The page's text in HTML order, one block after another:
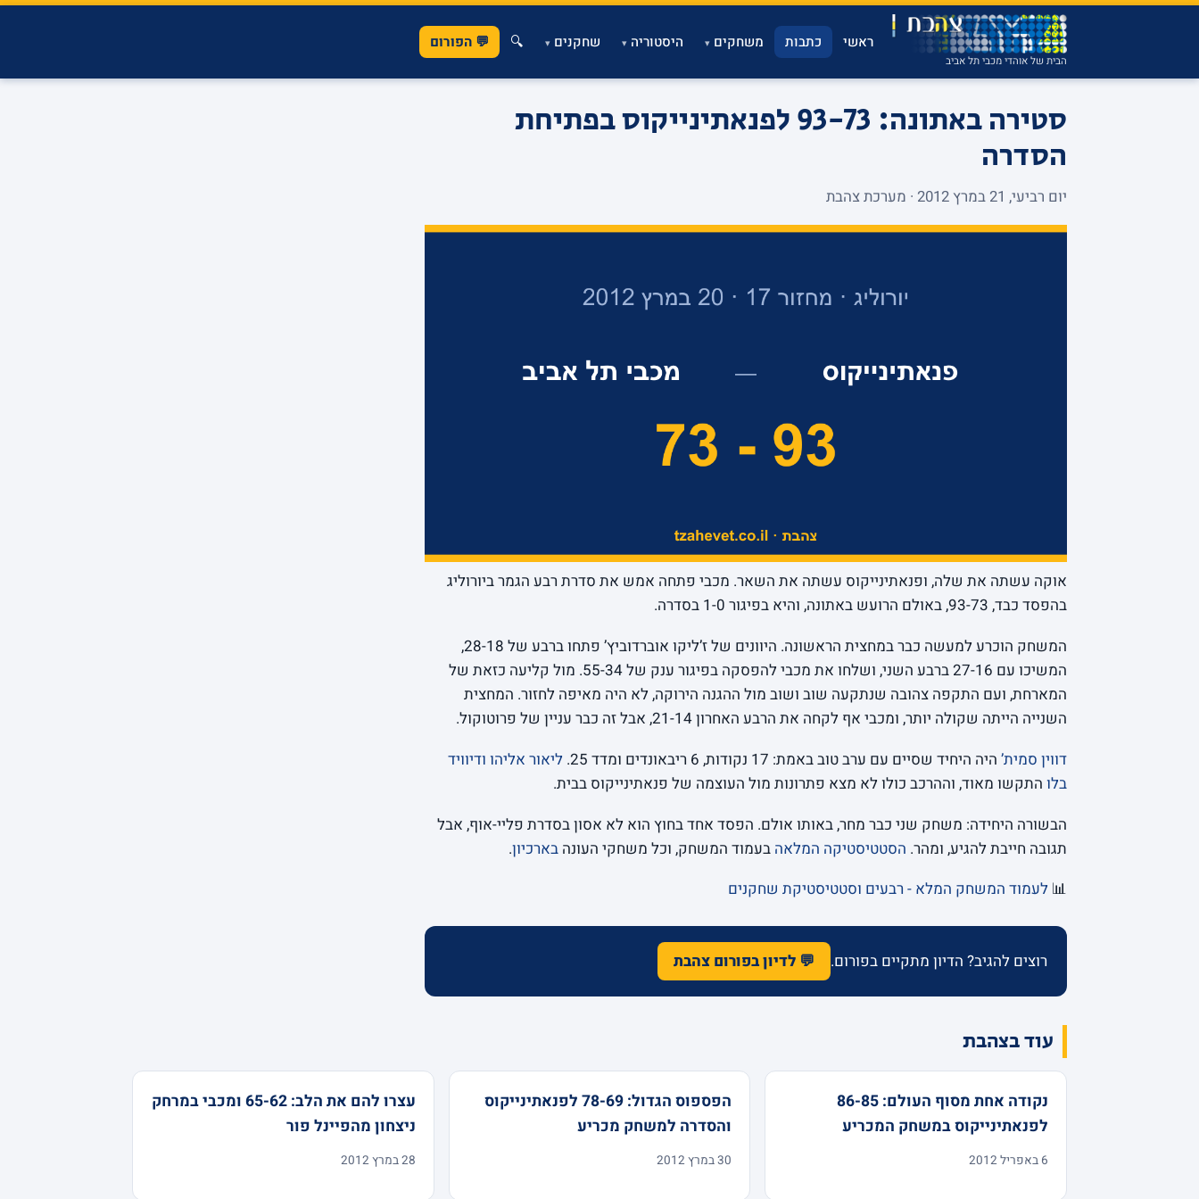
הבית של אוהדי מכבי תל אביב
ראשי כתבות משחקים▾ היסטוריה▾ שחקנים▾
🔍 💬 הפורום
סטירה באתונה: 93-73 לפנאתינייקוס בפתיחת
הסדרה
יום רביעי, 21 במרץ 2012 · מערכת צהבת
אוקה עשתה את שלה, ופנאתינייקוס עשתה את השאר. מכבי פתחה אמש את סדרת רבע הגמר ביורוליג
בהפסד כבד, 93-73, באולם הרועש באתונה, והיא בפיגור 1-0 בסדרה.
המשחק הוכרע למעשה כבר במחצית הראשונה. היוונים של ז’ליקו אוברדוביץ’ פתחו ברבע של 28-18,
המשיכו עם 27-16 ברבע השני, ושלחו את מכבי להפסקה בפיגור ענק של 55-34. מול קליעה כזאת של
המארחת, ועם התקפה צהובה שנתקעה שוב ושוב מול ההגנה הירוקה, לא היה מאיפה לחזור. המחצית
השנייה הייתה שקולה יותר, ומכבי אף לקחה את הרבע האחרון 21-14, אבל זה כבר עניין של פרוטוקול.
דווין סמית’ היה היחיד שסיים עם ערב טוב באמת: 17 נקודות, 6 ריבאונדים ומדד 25. ליאור אליהו ודיוויד
בלו התקשו מאוד, וההרכב כולו לא מצא פתרונות מול העוצמה של פנאתינייקוס בבית.
הבשורה היחידה: משחק שני כבר מחר, באותו אולם. הפסד אחד בחוץ הוא לא אסון בסדרת פליי-אוף, אבל
תגובה חייבת להגיע, ומהר. הסטטיסטיקה המלאה בעמוד המשחק, וכל משחקי העונה בארכיון.
📊 לעמוד המשחק המלא - רבעים וסטטיסטיקת שחקנים
רוצים להגיב? הדיון מתקיים בפורום. 💬 לדיון בפורום צהבת
עוד בצהבת
נקודה אחת מסוף העולם: 86-85
לפנאתינייקוס במשחק המכריע
6 באפריל 2012
הפספוס הגדול: 78-69 לפנאתינייקוס
והסדרה למשחק מכריע
30 במרץ 2012
עצרו להם את הלב: 65-62 ומכבי במרחק
ניצחון מהפיינל פור
28 במרץ 2012